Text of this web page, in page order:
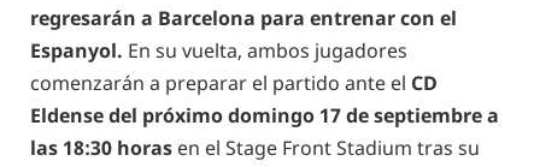
regresarán a Barcelona para entrenar con el
Espanyol. En su vuelta, ambos jugadores
comenzarán a preparar el partido ante el CD
Eldense del próximo domingo 17 de septiembre a
las 18:30 horas en el Stage Front Stadium tras su